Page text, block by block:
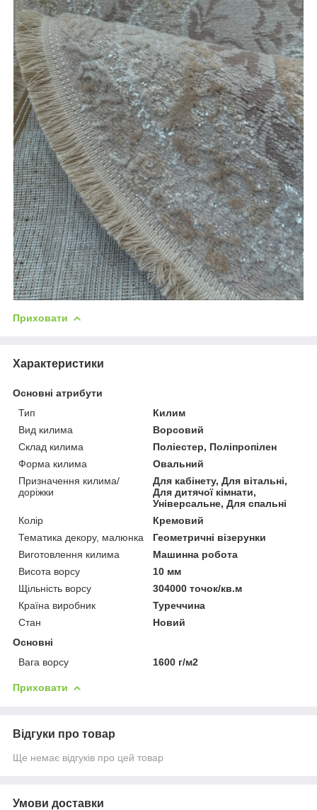
Приховати
Характеристики
Основні атрибути
Тип
Килим
Вид килима
Ворсовий
Склад килима
Поліестер, Поліпропілен
Форма килима
Овальний
Призначення килима/
доріжки
Для кабінету, Для вітальні,
Для дитячої кімнати,
Універсальне, Для спальні
Колір
Кремовий
Тематика декору, малюнка
Геометричні візерунки
Виготовлення килима
Машинна робота
Висота ворсу
10 мм
Щільність ворсу
304000 точок/кв.м
Країна виробник
Туреччина
Стан
Новий
Основні
Вага ворсу
1600 г/м2
Приховати
Відгуки про товар
Ще немає відгуків про цей товар
Умови доставки